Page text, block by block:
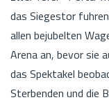
das Siegestor
allen bejubelten
Arena an, bevor sie
das Spektakel
Sterbenden und die